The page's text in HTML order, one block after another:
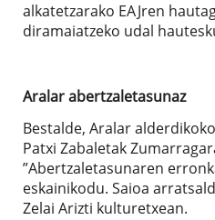
alkatetzarako EAJren
diramaiatzeko udal
Aralar abertzaletasunaz
Bestalde, Aralar
Patxi Zabaletak
”Abertzaletasunaren
eskainikodu. Saioa
Zelai Arizti kulturetxean.